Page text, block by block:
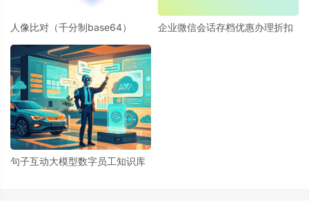
人像比对（千分制base64） 企业微信会话存档优惠办理折扣
句子互动大模型数字员工知识库